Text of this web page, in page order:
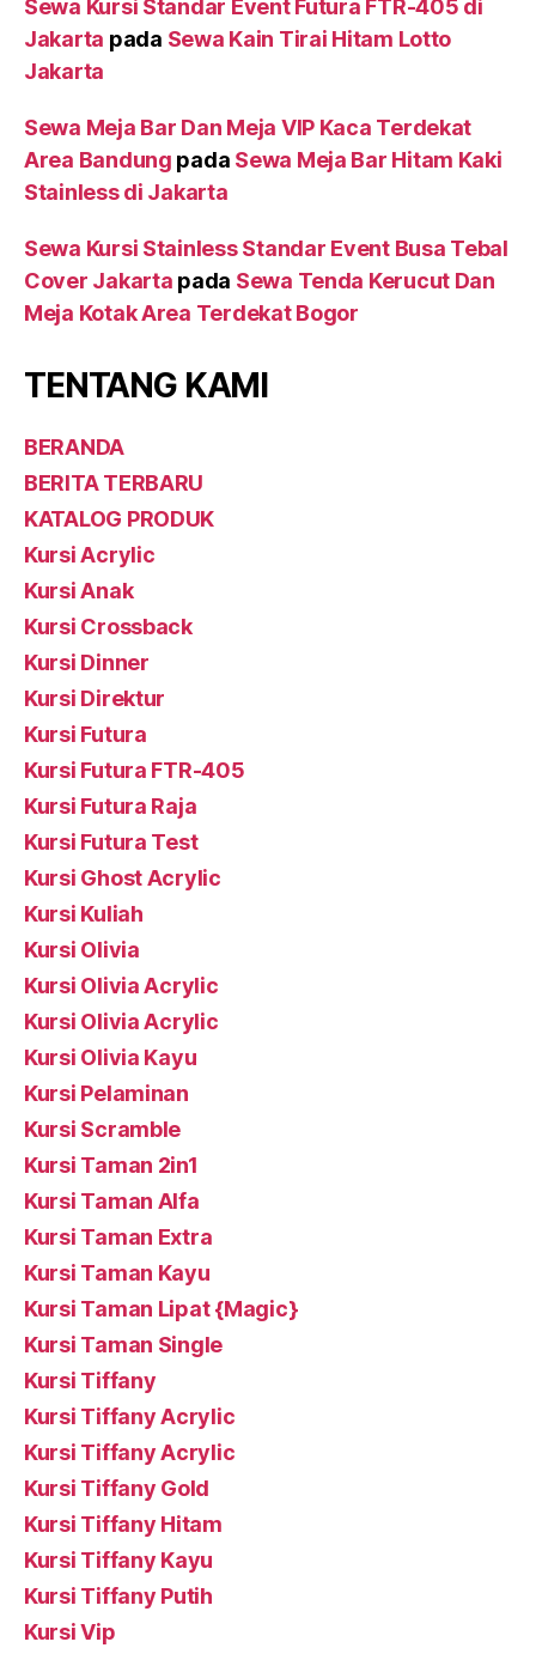
Sewa Kursi Standar Event Futura FTR-405 di
Jakarta pada Sewa Kain Tirai Hitam Lotto
Jakarta
Sewa Meja Bar Dan Meja VIP Kaca Terdekat
Area Bandung pada Sewa Meja Bar Hitam Kaki
Stainless di Jakarta
Sewa Kursi Stainless Standar Event Busa Tebal
Cover Jakarta pada Sewa Tenda Kerucut Dan
Meja Kotak Area Terdekat Bogor
TENTANG KAMI
BERANDA
BERITA TERBARU
KATALOG PRODUK
Kursi Acrylic
Kursi Anak
Kursi Crossback
Kursi Dinner
Kursi Direktur
Kursi Futura
Kursi Futura FTR-405
Kursi Futura Raja
Kursi Futura Test
Kursi Ghost Acrylic
Kursi Kuliah
Kursi Olivia
Kursi Olivia Acrylic
Kursi Olivia Acrylic
Kursi Olivia Kayu
Kursi Pelaminan
Kursi Scramble
Kursi Taman 2in1
Kursi Taman Alfa
Kursi Taman Extra
Kursi Taman Kayu
Kursi Taman Lipat {Magic}
Kursi Taman Single
Kursi Tiffany
Kursi Tiffany Acrylic
Kursi Tiffany Acrylic
Kursi Tiffany Gold
Kursi Tiffany Hitam
Kursi Tiffany Kayu
Kursi Tiffany Putih
Kursi Vip